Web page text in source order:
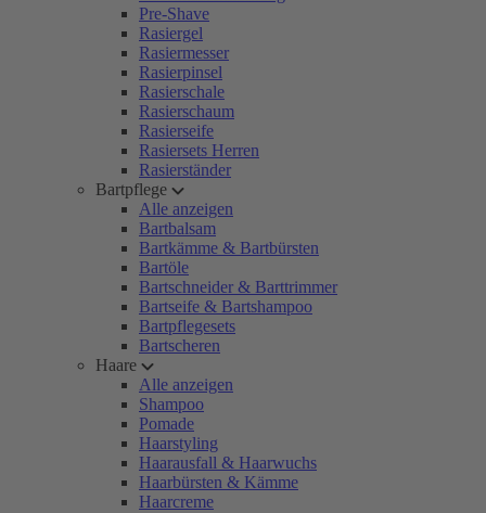
Pre-Shave
Rasiergel
Rasiermesser
Rasierpinsel
Rasierschale
Rasierschaum
Rasierseife
Rasiersets Herren
Rasierständer
Bartpflege
Alle anzeigen
Bartbalsam
Bartkämme & Bartbürsten
Bartöle
Bartschneider & Barttrimmer
Bartseife & Bartshampoo
Bartpflegesets
Bartscheren
Haare
Alle anzeigen
Shampoo
Pomade
Haarstyling
Haarausfall & Haarwuchs
Haarbürsten & Kämme
Haarcreme